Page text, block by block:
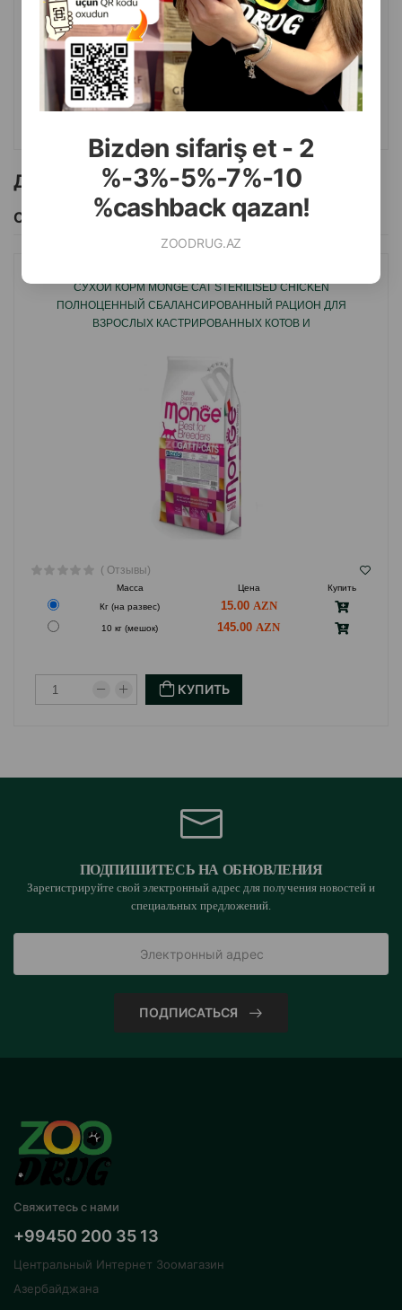
Bizdən sifariş et - 2
%-3%-5%-7%-10
%cashback qazan!
ZOODRUG.AZ
( Отзывы)
Масса Цена
Купить
1 шт
КУПИТЬ
Другие товоры бренда
Смотреть Все
СУХОЙ КОРМ MONGE CAT STERILISED CHICKEN
ПОЛНОЦЕННЫЙ СБАЛАНСИРОВАННЫЙ РАЦИОН ДЛЯ
ВЗРОСЛЫХ КАСТРИРОВАННЫХ КОТОВ И
#05135.
( Отзывы)
Масса Цена
Купить
Кг (на развес)
15.00
10 кг (мешок) 145.00
КУПИТЬ
ПОДПИШИТЕСЬ НА ОБНОВЛЕНИЯ
Зарегистрируйте свой электронный адрес для получения новостей и
специальных предложений.
ПОДПИСАТЬСЯ
Свяжитесь с нами
+99450 200 35 13
Центральный Интернет Зоомагазин
Азербайджана